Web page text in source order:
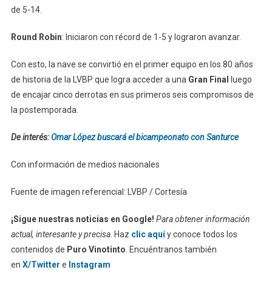
de 5-14.
Round Robin: Iniciaron con récord de 1-5 y lograron avanzar.
Con esto, la nave se convirtió en el primer equipo en los 80 años
de historia de la LVBP que logra acceder a una Gran Final
luego
de encajar cinco derrotas en sus primeros seis compromisos de
la postemporada.
De interés:Omar López buscará el bicampeonato con Santurce
Con información de medios nacionales
Fuente de imagen referencial: LVBP / Cortesía
¡Sigue nuestras noticias en Google! Para obtener información
actual, interesante y precisa. Haz clic aquíy conoce todos los
contenidos de Puro Vinotinto . Encuéntranos también
en X/Twitter e Instagram